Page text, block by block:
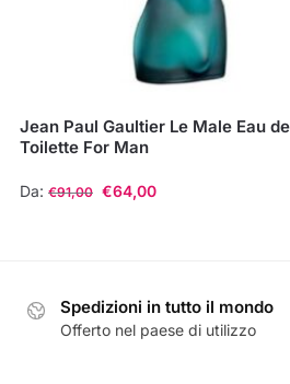
Jean Paul Gaultier Le Male Eau de
Toilette For Man
Da: €91,00 €64,00
più
varianti.
Spedizioni in tutto il mondo
Offerto nel paese di utilizzo